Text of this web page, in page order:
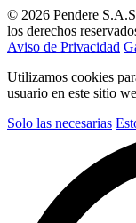
© 2026 Pendere
los derechos
Aviso de Privacidad
Utilizamos cookies
usuario en este sitio
Solo las necesarias